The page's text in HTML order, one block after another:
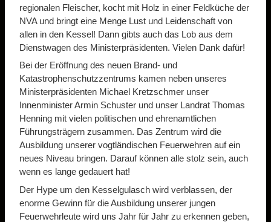
regionalen Fleischer, kocht mit Holz in einer Feldküche der
NVA und bringt eine Menge Lust und Leidenschaft von
allen in den Kessel! Dann gibts auch das Lob aus dem
Dienstwagen des Ministerpräsidenten. Vielen Dank dafür!
Bei der Eröffnung des neuen Brand- und
Katastrophenschutzzentrums kamen neben unseres
Ministerpräsidenten Michael Kretzschmer unser
Innenminister Armin Schuster und unser Landrat Thomas
Henning mit vielen politischen und ehrenamtlichen
Führungsträgern zusammen. Das Zentrum wird die
Ausbildung unserer vogtländischen Feuerwehren auf ein
neues Niveau bringen. Darauf können alle stolz sein, auch
wenn es lange gedauert hat!
Der Hype um den Kesselgulasch wird verblassen, der
enorme Gewinn für die Ausbildung unserer jungen
Feuerwehrleute wird uns Jahr für Jahr zu erkennen geben,